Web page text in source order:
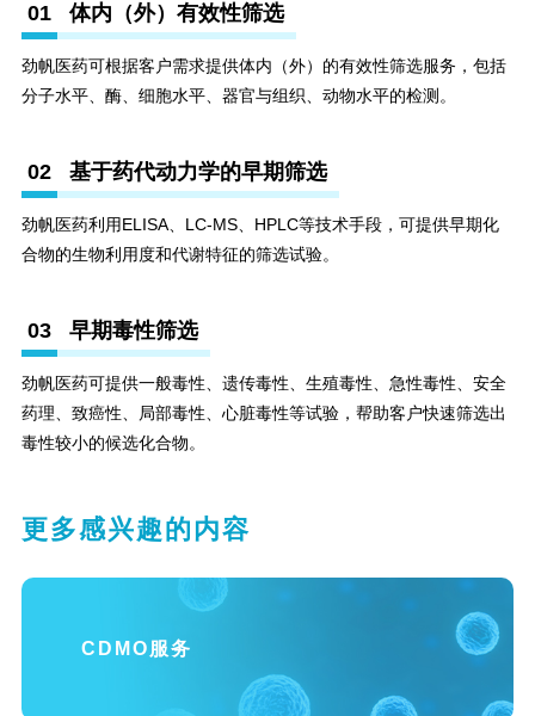
01 体内（外）有效性筛选
劲帆医药可根据客户需求提供体内（外）的有效性筛选服务，包括
分子水平、酶、细胞水平、器官与组织、动物水平的检测。
02 基于药代动力学的早期筛选
劲帆医药利用ELISA、LC-MS、HPLC等技术手段，可提供早期化
合物的生物利用度和代谢特征的筛选试验。
03 早期毒性筛选
劲帆医药可提供一般毒性、遗传毒性、生殖毒性、急性毒性、安全
药理、致癌性、局部毒性、心脏毒性等试验，帮助客户快速筛选出
毒性较小的候选化合物。
更多感兴趣的内容
CDMO服务